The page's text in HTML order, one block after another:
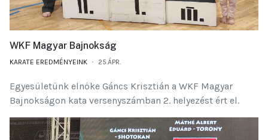
WKF Magyar Bajnokság
KARATE EREDMÉNYEINK 25.ÁPR.
Egyesületünk elnöke Gáncs Krisztián a WKF Magyar
Bajnokságon kata versenyszámban 2. helyezést ért el.